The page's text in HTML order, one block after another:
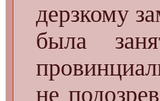
дерзкому
была
не